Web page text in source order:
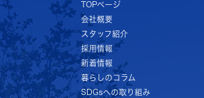
TOPページ
会社概要
スタッフ紹介
採用情報
新着情報
暮らしのコラム
SDGsへの取り組み